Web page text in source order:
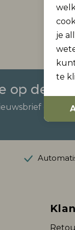
op de
en
je
te